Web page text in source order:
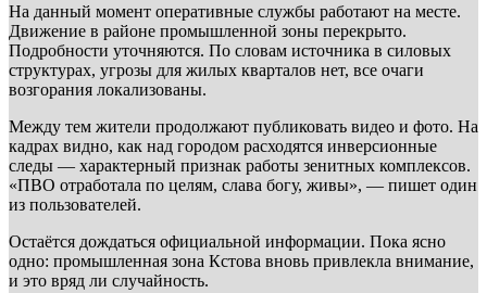
На данный момент оперативные службы работают на месте.
Движение в районе промышленной зоны перекрыто.
Подробности уточняются. По словам источника в силовых
структурах, угрозы для жилых кварталов нет, все очаги
возгорания локализованы.
Между тем жители продолжают публиковать видео и фото. На
кадрах видно, как над городом расходятся инверсионные
следы — характерный признак работы зенитных комплексов.
«ПВО отработала по целям, слава богу, живы», — пишет один
из пользователей.
Остаётся дождаться официальной информации. Пока ясно
одно: промышленная зона Кстова вновь привлекла внимание,
и это вряд ли случайность.